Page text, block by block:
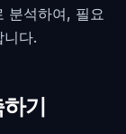
분석하여, 필요
다.
기